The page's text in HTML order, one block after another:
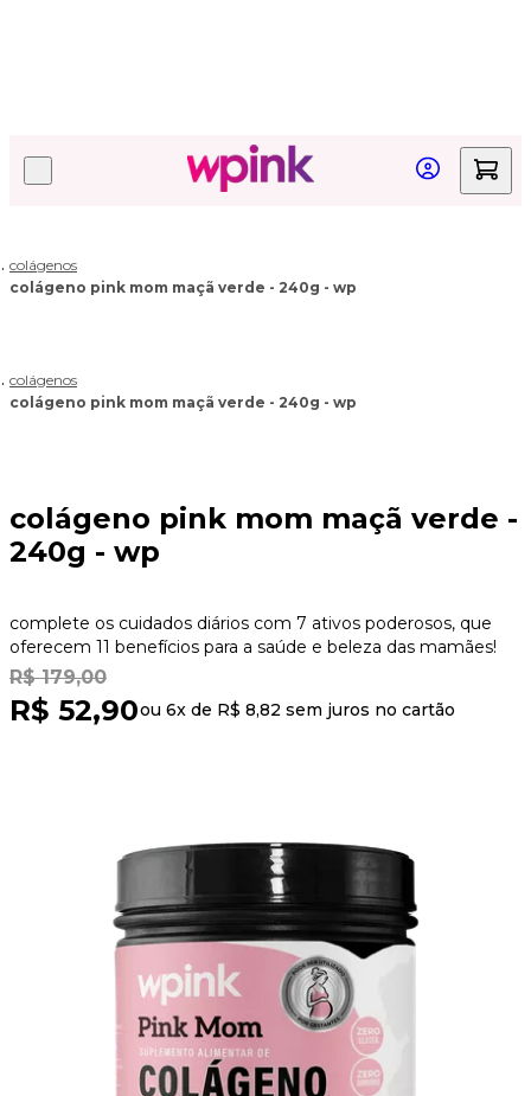
colágenos
colágeno pink mom maçã verde - 240g - wp
colágenos
colágeno pink mom maçã verde - 240g - wp
colágeno pink mom maçã verde -
240g - wp
complete os cuidados diários com 7 ativos poderosos, que
oferecem 11 benefícios para a saúde e beleza das mamães!
R$ 179,00
R$ 52,90ou 6x de R$ 8,82 sem juros no cartão